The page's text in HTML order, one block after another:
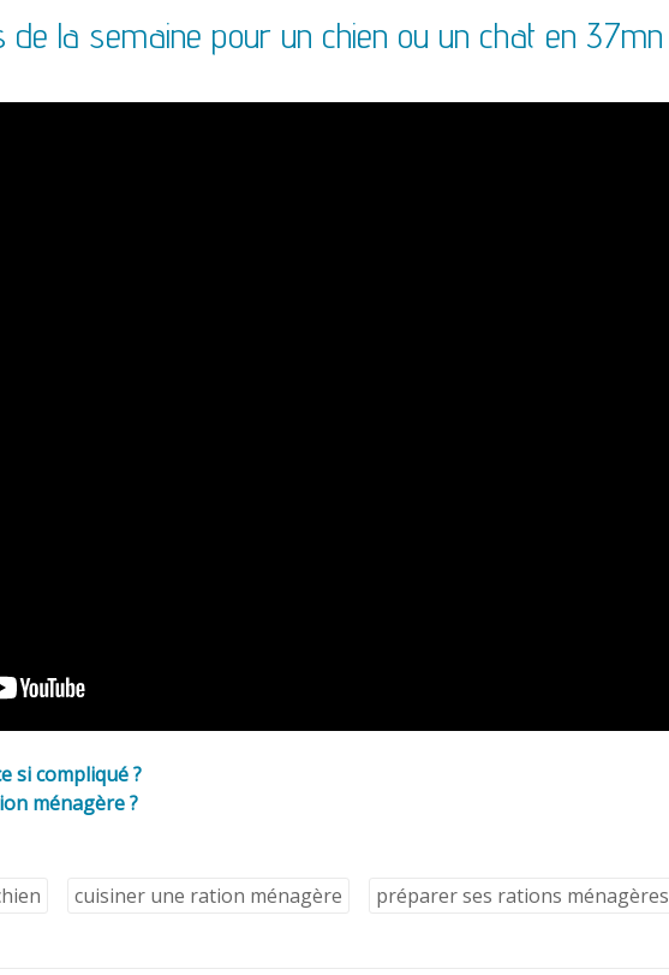
la semaine pour un chien ou un chat en 37mn
si compliqué ?
ménagère ?
cuisiner une ration ménagère préparer ses rations ménagères